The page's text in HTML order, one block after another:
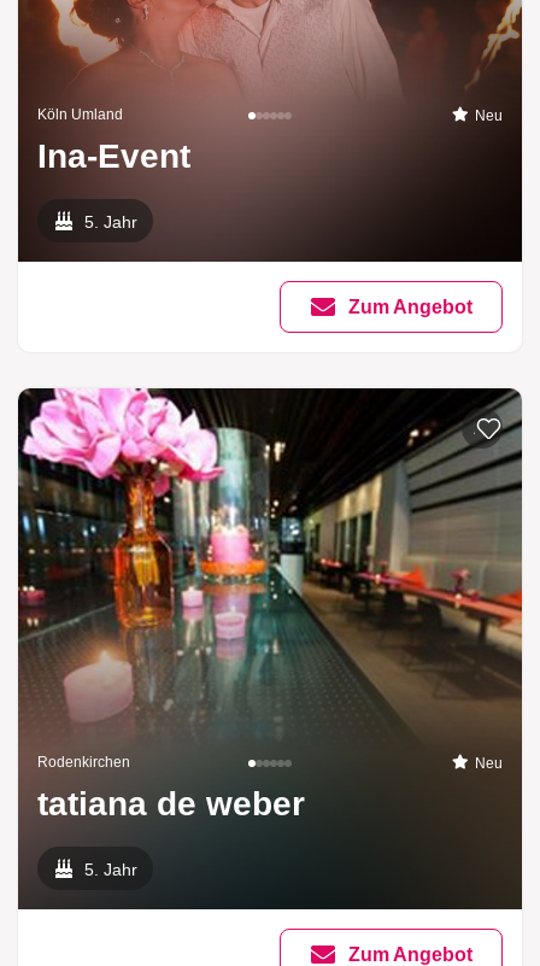
Köln Umland Neu
Ina-Event
5. Jahr
Zum Angebot
Zur
Rodenkirchen Neu
tatiana de weber
5. Jahr
Zum Angebot